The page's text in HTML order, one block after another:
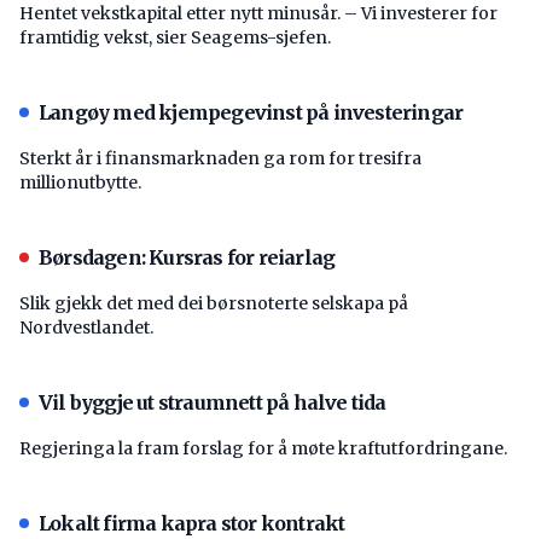
Hentet vekstkapital etter nytt minusår. – Vi investerer for
framtidig vekst, sier Seagems-sjefen.
Langøy med kjempegevinst på investeringar
Sterkt år i finansmarknaden ga rom for tresifra
millionutbytte.
Børsdagen: Kursras for reiarlag
Slik gjekk det med dei børsnoterte selskapa på
Nordvestlandet.
Vil byggje ut straumnett på halve tida
Regjeringa la fram forslag for å møte kraftutfordringane.
Lokalt firma kapra stor kontrakt